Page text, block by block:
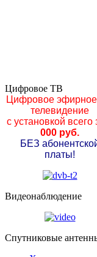
Цифровое ТВ
Цифровое эфирное
телевидение
с установкой всего
000 руб.
БЕЗ
платы!
Видеонаблюдение
Спутниковые